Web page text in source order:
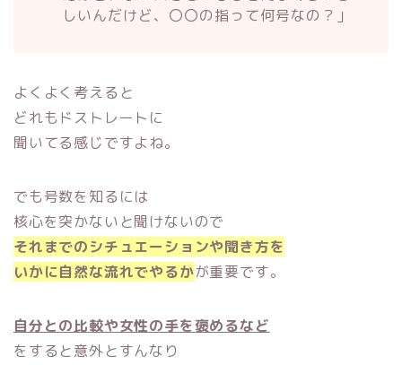
しいんだけど、〇〇の指って何号なの？」
よくよく考えると
どれもドストレートに
聞いてる感じですよね。
でも号数を知るには
核心を突かないと聞けないので
それまでのシチュエーションや聞き方を
いかに自然な流れでやるかが重要です。
自分との比較や女性の手を褒めるなど
をすると意外とすんなり